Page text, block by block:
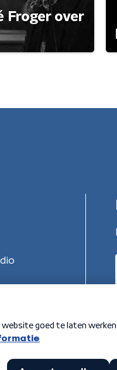
Froger over